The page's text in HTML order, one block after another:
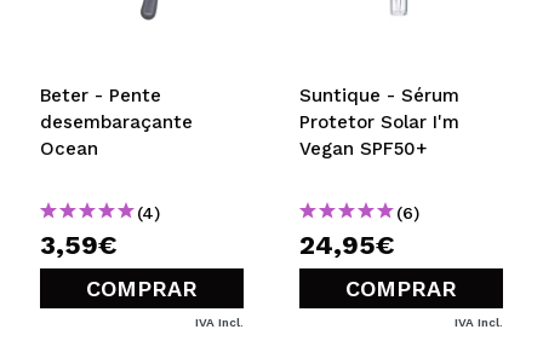
Beter - Pente
desembaraçante
Ocean
(4)
3,59€
COMPRAR
IVA Incl.
Suntique - Sérum
Protetor Solar I'm
Vegan SPF50+
(6)
24,95€
COMPRAR
IVA Incl.